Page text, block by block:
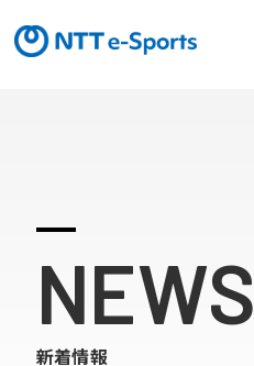
ピックアップ
NEWS
新着情報